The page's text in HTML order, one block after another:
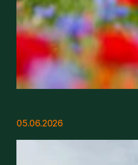
05.06.2026